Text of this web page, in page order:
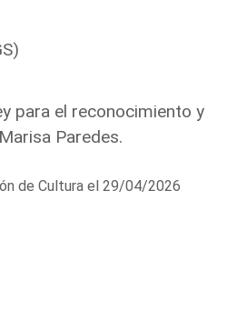
para el reconocimiento y
Paredes.
de Cultura el 29/04/2026